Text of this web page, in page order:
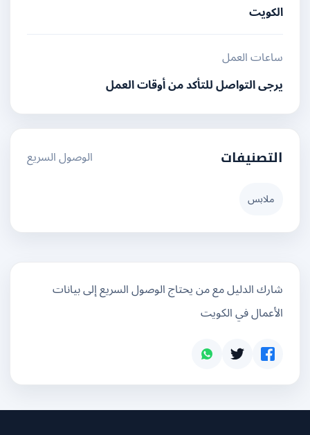
الكويت
ساعات العمل
يرجى التواصل للتأكد من أوقات العمل
التصنيفات الوصول السريع
ملابس
شارك الدليل مع من يحتاج الوصول السريع إلى بيانات
الأعمال في الكويت